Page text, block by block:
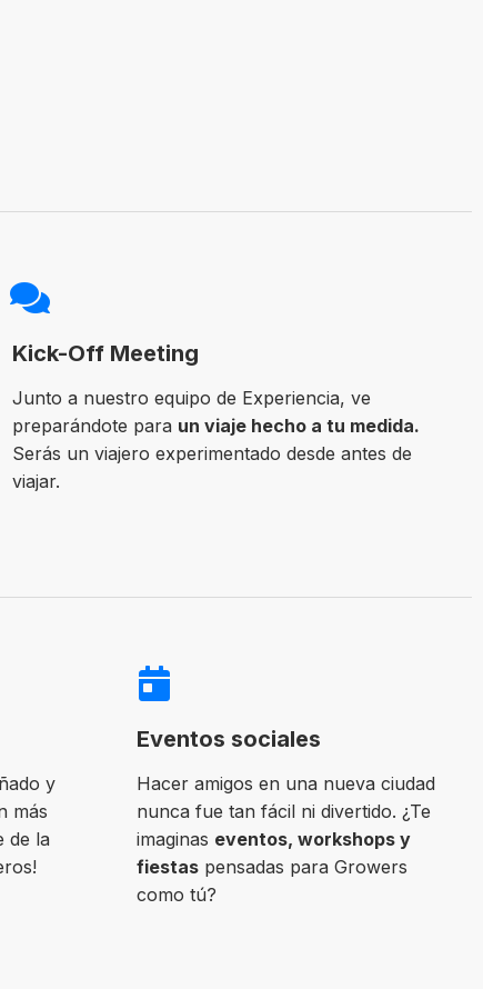
Kick-Off Meeting
Junto a nuestro equipo de Experiencia, ve
preparándote para un viaje hecho a tu medida.
Serás un viajero experimentado desde antes de
viajar.
y
más
de la
Eventos sociales
Hacer amigos en una nueva ciudad
nunca fue tan fácil ni divertido. ¿Te
imaginas eventos, workshops y
fiestas pensadas para Growers
como tú?